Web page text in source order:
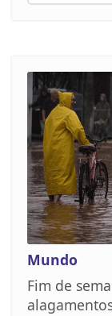
Mundo
Fim de